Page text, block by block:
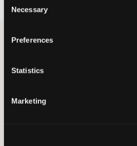
Selection
Necessary
Preferences
Statistics
Marketing
Leverans2-4 vardagar
Gröna sweat pants från Lyle & Scott.
midjan för en justerbar passform och
praktisk förvaring. Logga på höften och
Snörning i midjan